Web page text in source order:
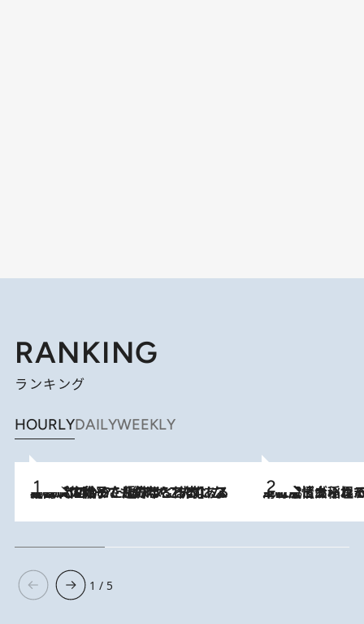
RANKING
ランキング
HOURLYDAILYWEEKLY
2026.8.5
【阿川佐和子さんの年とる力】なぜ70代で始めた趣味は“こんなに楽しい”のか？ ピアノ、俳句…スランプに陥っても続けられる“ある秘訣”とは 2026.8.5
下町風情あふれる台北屈指の人気エリア・大稲埕でセンスのいい台湾土産《ヴ
1 / 5